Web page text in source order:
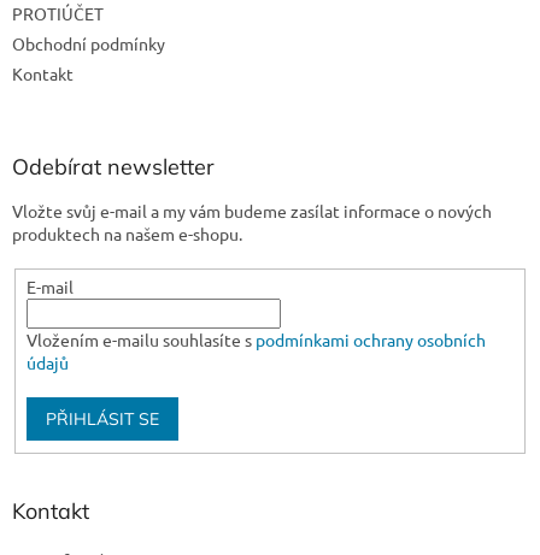
PROTIÚČET
Obchodní podmínky
Kontakt
Odebírat newsletter
Vložte svůj e-mail a my vám budeme zasílat informace o nových
produktech na našem e-shopu.
E-mail
Vložením e-mailu souhlasíte s podmínkami ochrany osobních
údajů
PŘIHLÁSIT SE
Kontakt